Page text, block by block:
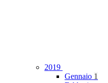
2019
Gennaio 1